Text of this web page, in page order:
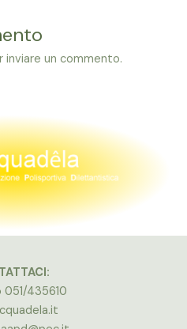
inviare un commento.
051/435610